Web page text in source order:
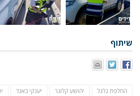
שיתוף
החלפת גלגל יהושע קלוגר יענקי באגד